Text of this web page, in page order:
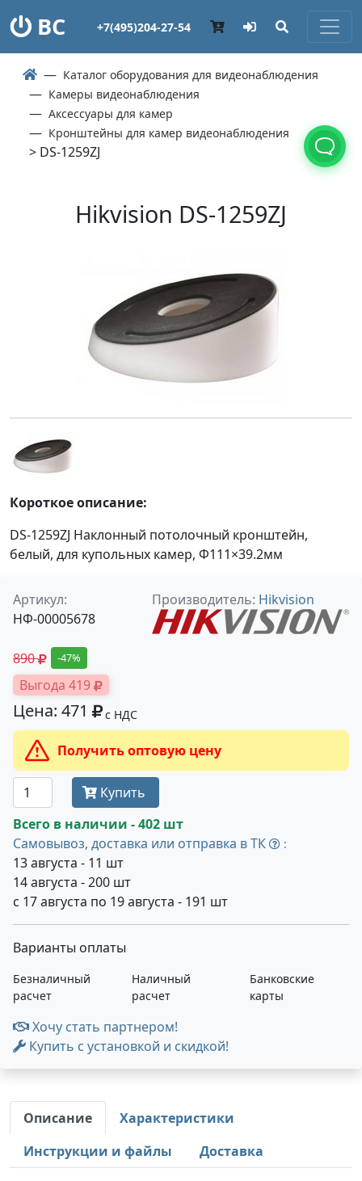
ВС +7(495)204-27-54
Каталог оборудования для видеонаблюдения
Камеры видеонаблюдения
Аксессуары для камер
Кронштейны для камер видеонаблюдения
> DS-1259ZJ
Hikvision DS-1259ZJ
Короткое описание:
DS-1259ZJ Наклонный потолочный кронштейн,
белый, для купольных камер, Φ111×39.2мм
Артикул:
НФ-00005678
Производитель: Hikvision
890 -47%
Выгода 419
Цена: 471 с НДС
Получить оптовую цену
Купить
Всего в наличии - 402 шт
Самовывоз, доставка или отправка в ТК
:
13 августа - 11 шт
14 августа - 200 шт
с 17 августа по 19 августа - 191 шт
Варианты оплаты
Безналичный
расчет
Наличный
расчет
Банковские
карты
Хочу стать партнером!
Купить с установкой и скидкой!
Описание
Характеристики
Инструкции и файлы
Доставка